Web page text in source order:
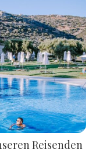
Reisenden